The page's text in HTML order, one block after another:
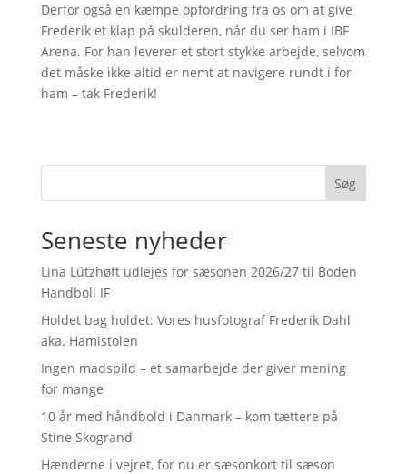
Derfor også en kæmpe opfordring fra os om at give
Frederik et klap på skulderen, når du ser ham i IBF
Arena. For han leverer et stort stykke arbejde, selvom
det måske ikke altid er nemt at navigere rundt i for
ham – tak Frederik!
Søg
Seneste nyheder
Lina Lützhøft udlejes for sæsonen 2026/27 til Boden
Handboll IF
Holdet bag holdet: Vores husfotograf Frederik Dahl
aka. Hamistolen
Ingen madspild – et samarbejde der giver mening
for mange
10 år med håndbold i Danmark – kom tættere på
Stine Skogrand
Hænderne i vejret, for nu er sæsonkort til sæson